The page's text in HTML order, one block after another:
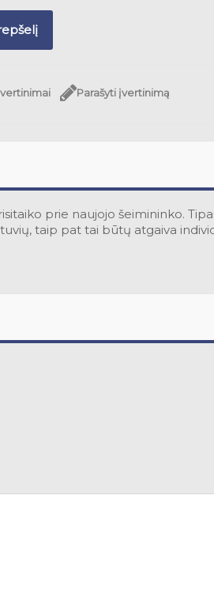
Parašyti įvertinimą
prie naujojo šeimininko.
taip pat tai būtų atgaiva